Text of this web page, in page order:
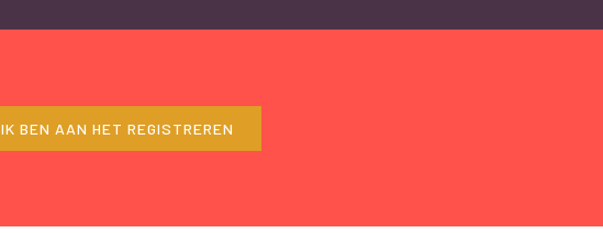
IK BEN AAN HET REGISTREREN